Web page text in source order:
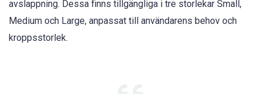
avslappning. Dessa finns tillgängliga i tre storlekar Small,
Medium och Large, anpassat till användarens behov och
kroppsstorlek.